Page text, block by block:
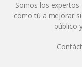
Somos los expertos
como tú a mejorar
público